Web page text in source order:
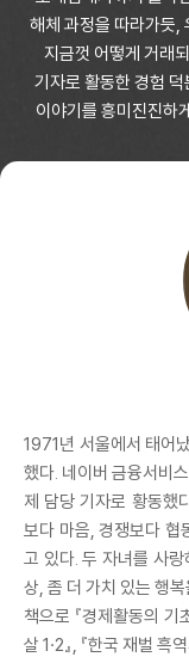
해체 과정을 따라가듯,
지금껏 어떻게 거래
기자로 활동한 경험
이야기를 흥미진진하
1971년 서울에서 태어
했다. 네이버 금융서비
제 담당 기자로 황동했
보다 마음, 경쟁보다 협
고 있다. 두 자녀를 사
상, 좀 더 가치 있는 행
책으로 『경제활동의 기
살 1·2』, 『한국 재벌 흑